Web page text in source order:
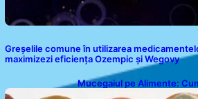
Greșelile comune în utilizarea
maximizezi eficiența Ozempic și Wegovy
Mucegaiul pe Alimente: